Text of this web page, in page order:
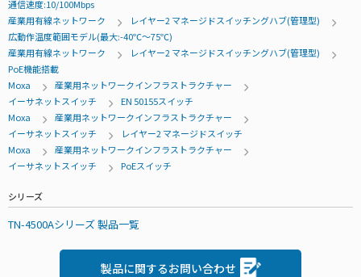
通信速度:10/100Mbps
産業用有線ネットワーク
レイヤー2 マネージドスイッチングハブ(管理型)
広動作温度範囲モデル(最大:-40℃～75℃)
産業用有線ネットワーク
レイヤー2 マネージドスイッチングハブ(管理型)
PoE機能搭載
Moxa
産業用ネットワークインフラストラクチャー
イーサネットスイッチ
EN 50155スイッチ
Moxa
産業用ネットワークインフラストラクチャー
イーサネットスイッチ
レイヤー2 マネージドスイッチ
Moxa
産業用ネットワークインフラストラクチャー
イーサネットスイッチ
PoEスイッチ
シリーズ
TN-4500Aシリーズ 製品一覧
製品に関するお問い合わせ